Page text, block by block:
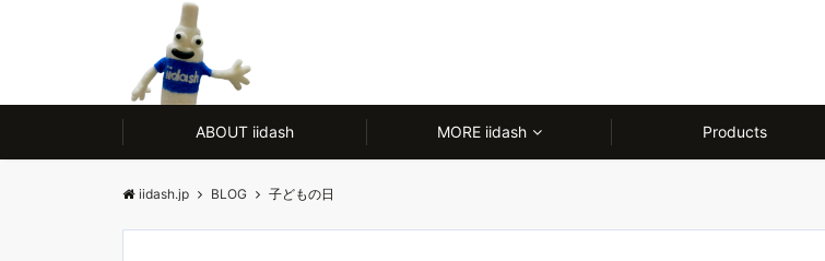
ABOUT iidash MORE iidash Products
iidash.jp BLOG 子どもの日